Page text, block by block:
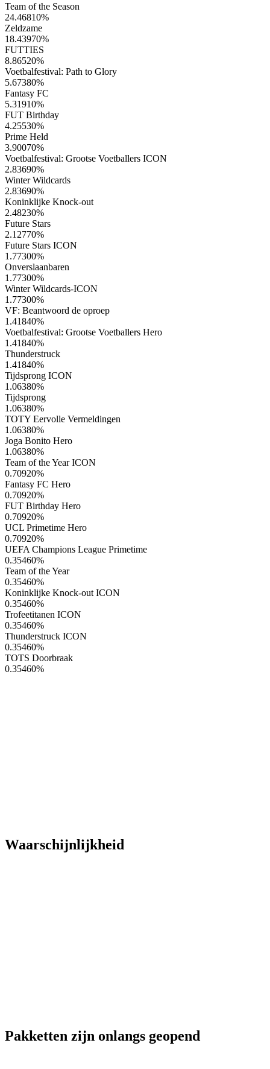
Team of the Season
24.46810%
Zeldzame
18.43970%
FUTTIES
8.86520%
Voetbalfestival: Path to Glory
5.67380%
Fantasy FC
5.31910%
FUT Birthday
4.25530%
Prime Held
3.90070%
Voetbalfestival: Grootse Voetballers ICON
2.83690%
Winter Wildcards
2.83690%
Koninklijke Knock-out
2.48230%
Future Stars
2.12770%
Future Stars ICON
1.77300%
Onverslaanbaren
1.77300%
Winter Wildcards-ICON
1.77300%
VF: Beantwoord de oproep
1.41840%
Voetbalfestival: Grootse Voetballers Hero
1.41840%
Thunderstruck
1.41840%
Tijdsprong ICON
1.06380%
Tijdsprong
1.06380%
TOTY Eervolle Vermeldingen
1.06380%
Joga Bonito Hero
1.06380%
Team of the Year ICON
0.70920%
Fantasy FC Hero
0.70920%
FUT Birthday Hero
0.70920%
UCL Primetime Hero
0.70920%
UEFA Champions League Primetime
0.35460%
Team of the Year
0.35460%
Koninklijke Knock-out ICON
0.35460%
Trofeetitanen ICON
0.35460%
Thunderstruck ICON
0.35460%
TOTS Doorbraak
0.35460%
Waarschijnlijkheid
Pakketten zijn onlangs geopend